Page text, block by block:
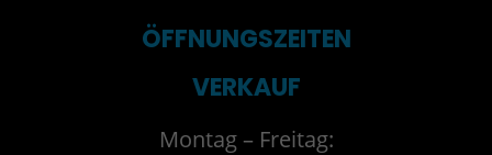
ÖFFNUNGSZEITEN
VERKAUF
Montag – Freitag: